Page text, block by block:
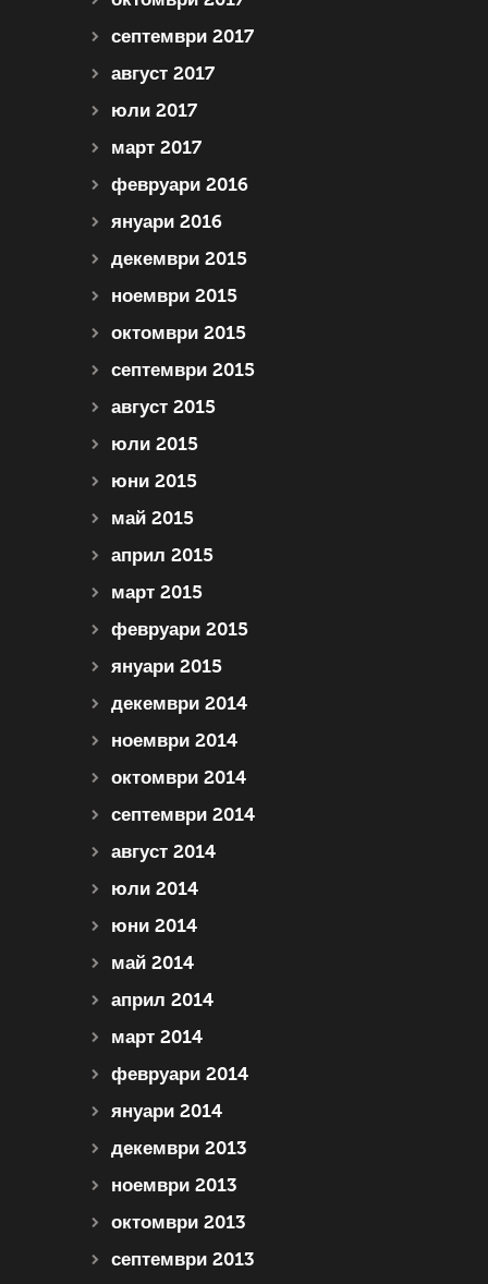
септември 2017
август 2017
юли 2017
март 2017
февруари 2016
януари 2016
декември 2015
ноември 2015
октомври 2015
септември 2015
август 2015
юли 2015
юни 2015
май 2015
април 2015
март 2015
февруари 2015
януари 2015
декември 2014
ноември 2014
октомври 2014
септември 2014
август 2014
юли 2014
юни 2014
май 2014
април 2014
март 2014
февруари 2014
януари 2014
декември 2013
ноември 2013
октомври 2013
септември 2013